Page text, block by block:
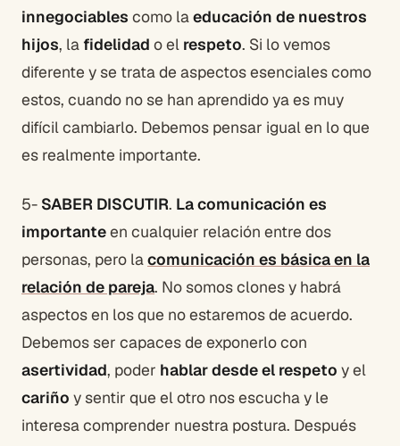
innegociables como laeducación de nuestros
hijos, lafidelidad o el respeto. Si lo vemos
diferente y se trata de aspectos esenciales como
estos, cuando no se han aprendido ya es muy
difícil cambiarlo. Debemos pensar igual en lo que
es realmente importante.
5- SABER DISCUTIR. La comunicación es
importanteen cualquier relación entre dos
personas, pero lacomunicación es básica en la
relación de pareja. No somos clones y habrá
aspectos en los que no estaremos de acuerdo.
Debemos ser capaces de exponerlo con
asertividad, poder hablar desde el respeto y el
cariño y sentir que el otro nos escucha y le
interesa comprender nuestra postura. Después